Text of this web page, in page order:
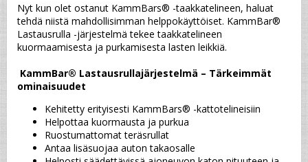
Nyt kun olet ostanut KammBars® -taakkatelineen, haluat
tehdä niistä mahdollisimman helppokäyttöiset. KammBar®
Lastausrulla -järjestelmä tekee taakkatelineen
kuormaamisesta ja purkamisesta lasten leikkiä.
KammBar® Lastausrullajärjestelmä – Tärkeimmät
ominaisuudet
Kehitetty erityisesti KammBars® -kattotelineisiin
Helpottaa kuormausta ja purkua
Ruostumattomat teräsrullat
Antaa lisäsuojaa auton takaosalle